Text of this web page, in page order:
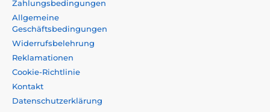
Zahlungsbedingungen
Allgemeine
Geschäftsbedingungen
Widerrufsbelehrung
Reklamationen
Cookie-Richtlinie
Kontakt
Datenschutzerklärung